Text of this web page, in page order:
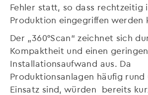
Fehler statt, so dass rechtzeitig
Produktion eingegriffen werden
Der „360°Scan“ zeichnet sich
Kompaktheit und einen geringen
Installationsaufwand aus. Da
Produktionsanlagen häufig rund
Einsatz sind, würden bereits